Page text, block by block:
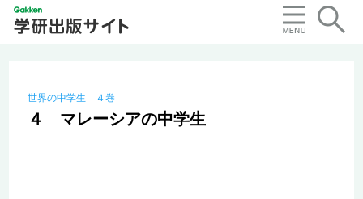
世界の中学生 ４巻
４ マレーシアの中学生